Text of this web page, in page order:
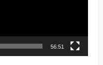
56:51